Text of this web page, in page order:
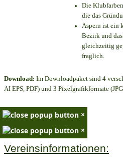
Die
die das
Aspern ist ein
Bezirk und
gleichzeitig
fraglich.
Download: Im Downloadpaket sind 4
AI EPS, PDF) und 3 Pixelgrafikformate
×
×
Vereinsinformationen: